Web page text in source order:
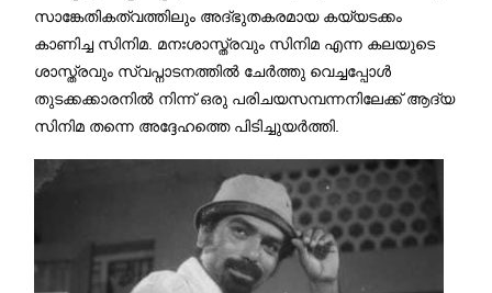
സാങ്കേതികത്വത്തിലും അദ്ഭുതകരമായ കയ്യടക്കം
കാണിച്ച സിനിമ. മനഃശാസ്ത്രവും സിനിമ എന്ന കലയുടെ
ശാസ്ത്രവും സ്വപ്നാടനത്തിൽ ചേർത്തു വെച്ചപ്പോൾ
തുടക്കക്കാരനിൽ നിന്ന് ഒരു പരിചയസമ്പന്നനിലേക്ക് ആദ്യ
സിനിമ തന്നെ അദ്ദേഹത്തെ പിടിച്ചുയർത്തി.